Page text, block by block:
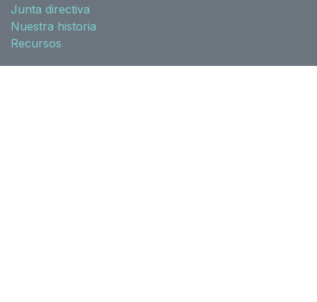
Junta directiva
Nuestra historia
Recursos